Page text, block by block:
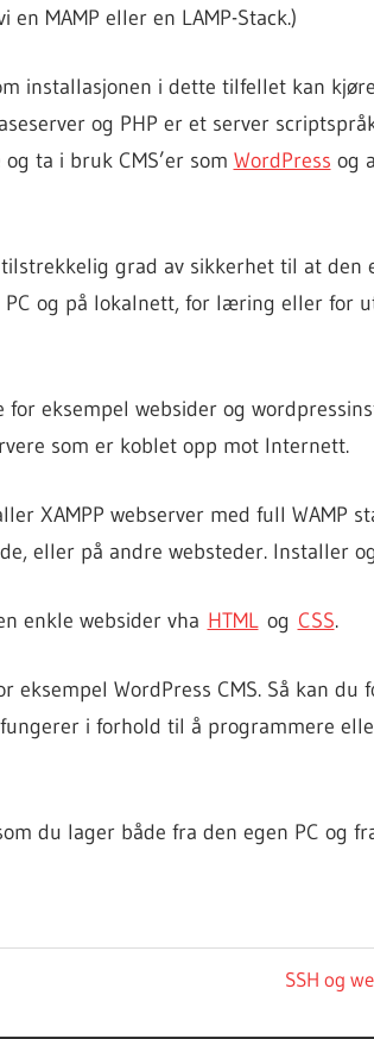
MAMP eller en LAMP-Stack.)
installasjonen i dette tilfellet kan
og PHP er et server
ta i bruk CMS’er som WordPress og
tilstrekkelig grad av sikkerhet til at
og på lokalnett, for læring eller for
eksempel websider og
som er koblet opp mot Internett.
XAMPP webserver med full WAMP
eller på andre websteder. Installer
enkle websider vha HTMLog CSS.
eksempel WordPress CMS. Så kan du
i forhold til å programmere
du lager både fra den egen PC og
Next
SSH og